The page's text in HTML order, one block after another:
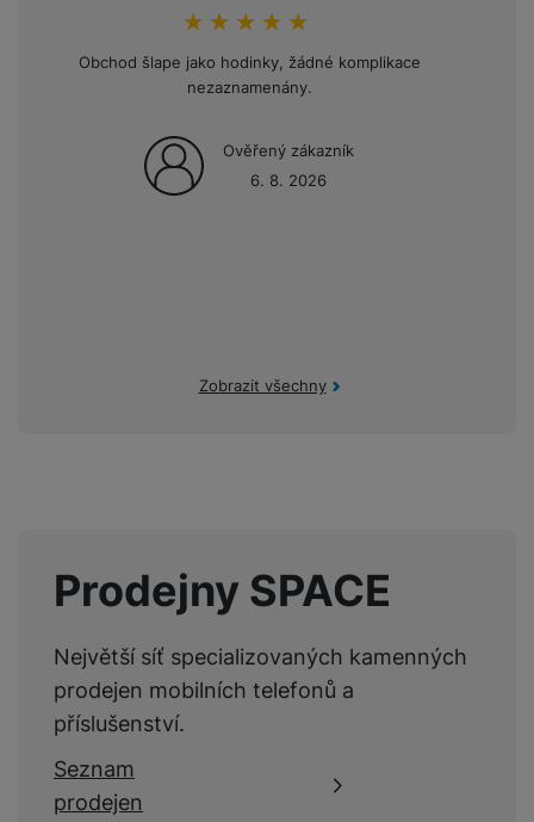
hodnoceni_zakazniku
100 %
Obchod šlape jako hodinky, žádné komplikace
nezaznamenány.
Ověřený zákazník
6. 8. 2026
Zobrazit všechny
Prodejny SPACE
Největší síť specializovaných kamenných
prodejen mobilních telefonů a
příslušenství.
Seznam
prodejen